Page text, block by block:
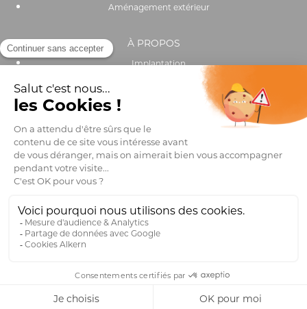
Aménagement extérieur
À PROPOS
Implantation
Performance environnementale et sociale
OUTILS & SERVICES
Club pro
Mentions légales Design – Tigre Blanc